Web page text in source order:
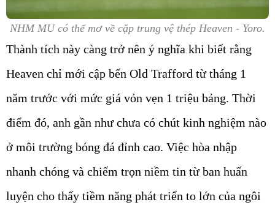
NHM MU có thể mơ về cặp trung vệ thép Heaven - Yoro.
Thành tích này càng trở nên ý nghĩa khi biết rằng
Heaven chỉ mới cập bến Old Trafford từ tháng 1
năm trước với mức giá vỏn vẹn 1 triệu bảng. Thời
điểm đó, anh gần như chưa có chút kinh nghiệm nào
ở môi trường bóng đá đỉnh cao. Việc hòa nhập
nhanh chóng và chiếm trọn niềm tin từ ban huấn
luyện cho thấy tiềm năng phát triển to lớn của ngôi